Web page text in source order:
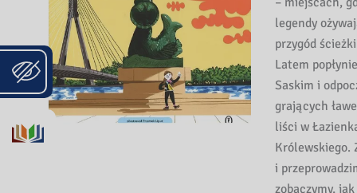
legendy
przygód
Latem
Saskim i
grających
liści w
Królewskiego.
i
zobaczymy,